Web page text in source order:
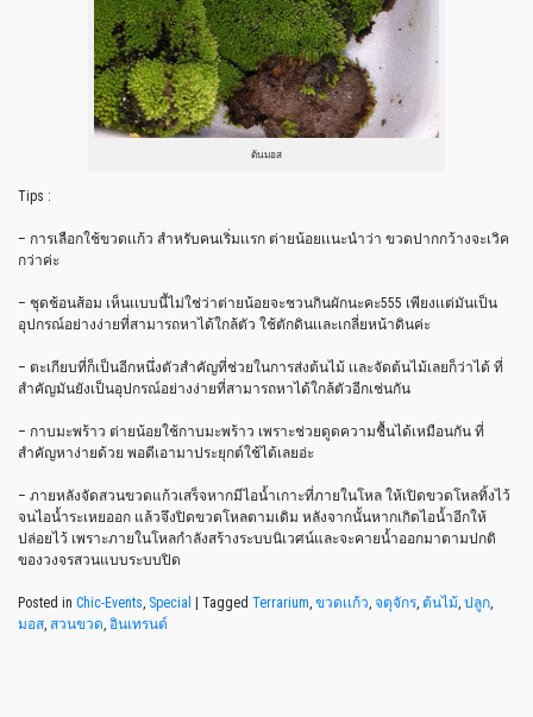
ต้นมอส
Tips :
– การเลือกใช้ขวดเเก้ว สำหรับคนเริ่มเเรก ต่ายน้อยเเนะนำว่า ขวดปากกว้างจะเวิค
กว่าค่ะ
– ชุดช้อนส้อม เห็นเเบบนี้ไม่ใช่ว่าต่ายน้อยจะชวนกินผักนะคะ555 เพียงเเต่มันเป็น
อุปกรณ์อย่างง่ายที่สามารถหาได้ใกล้ตัว ใช้ตักดินเเละเกลี่ยหน้าดินค่ะ
– ตะเกียบที่ก็เป็นอีกหนึ่งตัวสำคัญที่ช่วยในการส่งต้นไม้ เเละจัดต้นไม้เลยก็ว่าได้ ที่
สำคัญมันยังเป็นอุปกรณ์อย่างง่ายที่สามารถหาได้ใกล้ตัวอีกเช่นกัน
– กาบมะพร้าว ต่ายน้อยใช้กาบมะพร้าว เพราะช่วยดูดความชื้นได้เหมือนกัน ที่
สำคัญหาง่ายด้วย พอดีเอามาประยุกต์ใช้ได้เลยอ่ะ
– ภายหลังจัดสวนขวดแก้วเสร็จหากมีไอน้ำเกาะที่ภายในโหล ให้เปิดขวดโหลทิ้งไว้
จนไอน้ำระเหยออก แล้วจึงปิดขวดโหลตามเดิม หลังจากนั้นหากเกิดไอน้ำอีกให้
ปล่อยไว้ เพราะภายในโหลกำลังสร้างระบบนิเวศน์และจะคายน้ำออกมาตามปกติ
ของวงจรสวนแบบระบบปิด
Posted in Chic-Events, Special Tagged Terrarium, ขวดเเก้ว, จตุจักร, ต้นไม้, ปลูก,
มอส, สวนขวด, อินเทรนด์